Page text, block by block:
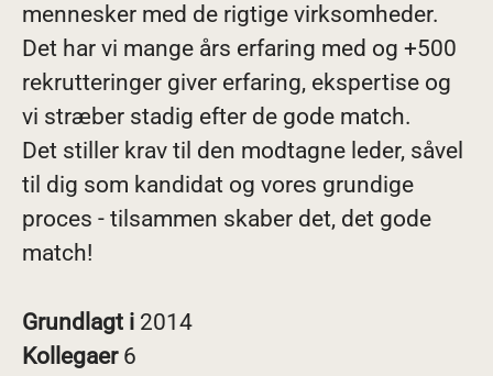
mennesker med de rigtige virksomheder.
Det har vi mange års erfaring med og +500
rekrutteringer giver erfaring, ekspertise og
vi stræber stadig efter de gode match.
Det stiller krav til den modtagne leder, såvel
til dig som kandidat og vores grundige
proces - tilsammen skaber det, det gode
match!
Grundlagt i 2014
Kollegaer 6